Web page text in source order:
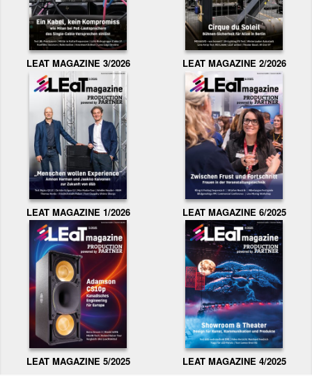
LEAT MAGAZINE 3/2026 LEAT MAGAZINE 2/2026
LEAT MAGAZINE 1/2026 LEAT MAGAZINE 6/2025
LEAT MAGAZINE 5/2025 LEAT MAGAZINE 4/2025